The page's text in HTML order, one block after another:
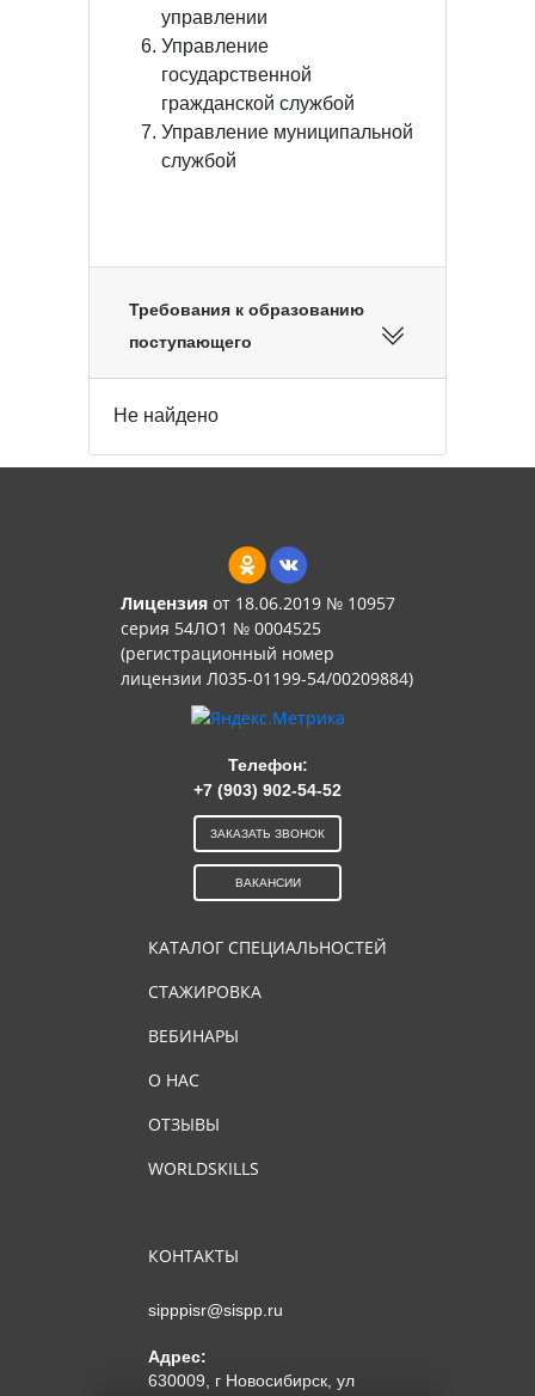
управлении
Управление
государственной
гражданской службой
Управление муниципальной
службой
Требования к образованию
поступающего
Не найдено
Лицензияот 18.06.2019 № 10957
серия 54ЛО1 № 0004525
(регистрационный номер
лицензии Л035-01199-54/00209884)
КАТАЛОГ СПЕЦИАЛЬНОСТЕЙ
СТАЖИРОВКА
ВЕБИНАРЫ
О НАС
ОТЗЫВЫ
WORLDSKILLS
КОНТАКТЫ
sipppisr@sispp.ru
Адрес:
630009, г Новосибирск, ул
Телефон:
+7 (903) 902-54-52
ЗАКАЗАТЬ ЗВОНОК
ВАКАНСИИ